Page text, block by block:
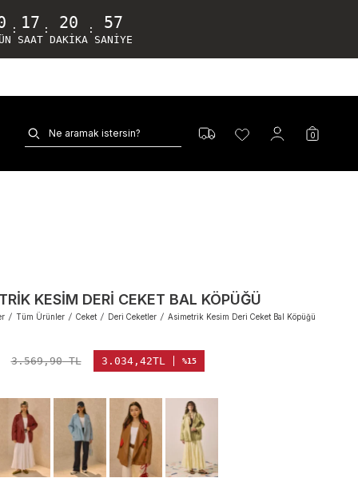
: 17
SAAT
: 20
DAKIKA
: 56
SANIYE
0
KESIM DERI CEKET BAL KÖPÜĞÜ
/ Tüm Ürünler / Ceket / Deri Ceketler / Asimetrik Kesim Deri Ceket Bal Köpüğü
3.569,90TL 3.034,42TL %15